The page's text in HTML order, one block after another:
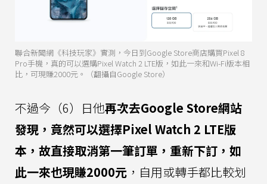
聯合新聞網《科技玩家》實測，今日到Google Store商店購買Pixel 8
Pro手機，真的可以選購Pixel Watch 2 LTE版，如此一來和Wi-Fi版本相
比，可現賺2000元。（翻攝自Google Store）
不過今（6）日他再次去Google Store網站
發現，竟然可以選擇Pixel Watch 2 LTE版
本，故直接取消第一筆訂單，重新下訂，如
此一來也現賺2000元 ，自用或轉手都比較划